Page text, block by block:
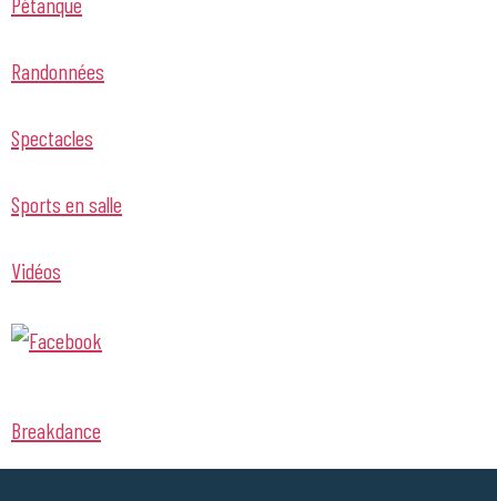
Randonnées
Spectacles
Sports en salle
Vidéos
Breakdance